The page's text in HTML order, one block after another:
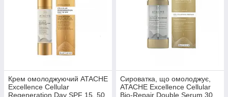
Крем омолоджуючий ATACHE
Excellence Cellular
Regeneration Day SPF 15, 50
Сироватка, що омолоджує,
ATACHE Excellence Cellular
Bio-Repair Double Serum 30